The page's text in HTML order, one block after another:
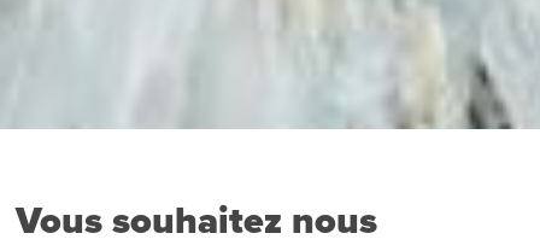
Vous souhaitez nous